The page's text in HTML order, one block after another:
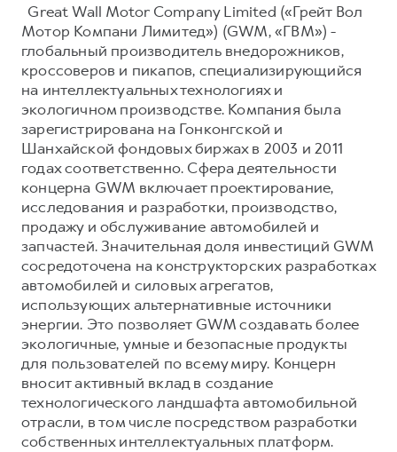
Great Wall Motor Company Limited («Грейт Вол
Мотор Компани Лимитед») (GWM, «ГВМ») -
глобальный производитель внедорожников,
кроссоверов и пикапов, специализирующийся
на интеллектуальных технологиях и
экологичном производстве. Компания была
зарегистрирована на Гонконгской и
Шанхайской фондовых биржах в 2003 и 2011
годах соответственно. Сфера деятельности
концерна GWM включает проектирование,
исследования и разработки, производство,
продажу и обслуживание автомобилей и
запчастей. Значительная доля инвестиций GWM
сосредоточена на конструкторских разработках
автомобилей и силовых агрегатов,
использующих альтернативные источники
энергии. Это позволяет GWM создавать более
экологичные, умные и безопасные продукты
для пользователей по всему миру. Концерн
вносит активный вклад в создание
технологического ландшафта автомобильной
отрасли, в том числе посредством разработки
собственных интеллектуальных платформ.